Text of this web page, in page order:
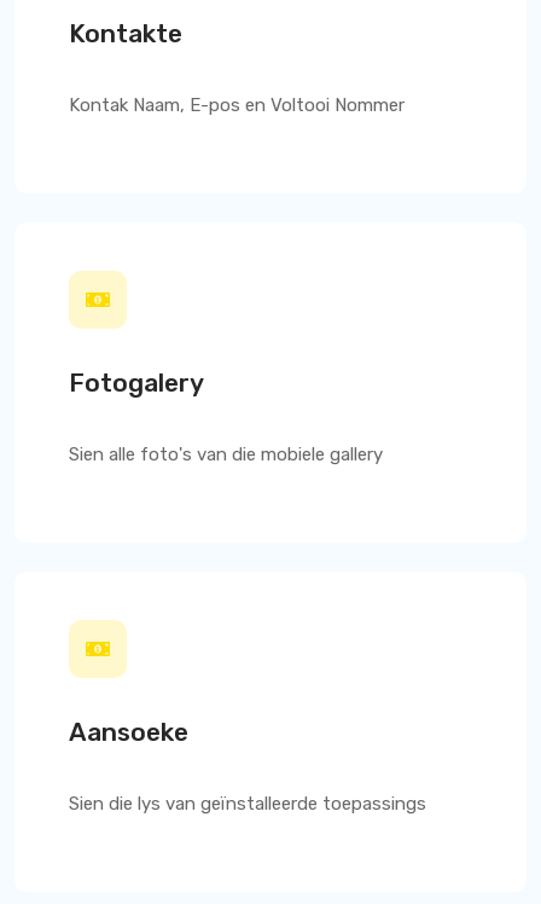
Kontakte
Kontak Naam, E-pos en Voltooi Nommer
Fotogalery
Sien alle foto's van die mobiele gallery
Aansoeke
Sien die lys van geïnstalleerde toepassings